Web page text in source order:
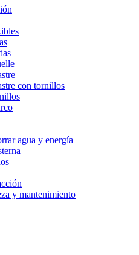
con tornillos
agua y energía
y mantenimiento